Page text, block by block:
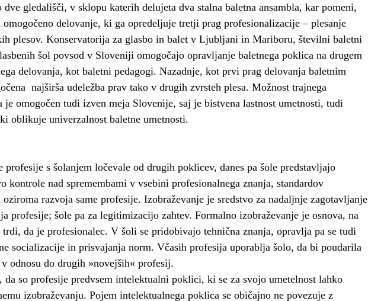
gledališči, v sklopu katerih delujeta dva stalna baletna ansambla, kar pomeni,
delovanje, ki ga opredeljuje tretji prag profesionalizacije – plesanje
plesov. Konservatorija za glasbo in balet v Ljubljani in Mariboru, številni baletni
šol povsod v Sloveniji omogočajo opravljanje baletnega poklica na drugem
delovanja, kot baletni pedagogi. Nazadnje, kot prvi prag delovanja baletnim
najširša udeležba prav tako v drugih zvrsteh plesa. Možnost trajnega
omogočen tudi izven meja Slovenije, saj je bistvena lastnost umetnosti, tudi
oblikuje univerzalnost baletne umetnosti.
profesije s šolanjem ločevale od drugih poklicev, danes pa šole predstavljajo
kontrole nad spremembami v vsebini profesionalnega znanja, standardov
razvoja same profesije. Izobraževanje je sredstvo za nadaljnje zagotavljanje
profesije; šole pa za legitimizacijo zahtev. Formalno izobraževanje je osnova, na
da je profesionalec. V šoli se pridobivajo tehnična znanja, opravlja pa se tudi
socializacije in prisvajanja norm. Včasih profesija uporablja šolo, da bi poudarila
odnosu do drugih »novejših« profesij.
da so profesije predvsem intelektualni poklici, ki se za svojo umetelnost lahko
izobraževanju. Pojem intelektualnega poklica se običajno ne povezuje z